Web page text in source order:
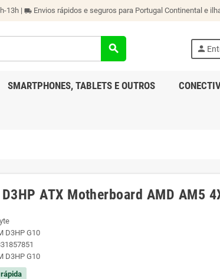
13h | local_shipping Envios rápidos e seguros para Portugal Continental e
search person
SMARTPHONES, TABLETS E OUTROS
ATX Motherboard AMD AM5
D3HP G10
D3HP G10